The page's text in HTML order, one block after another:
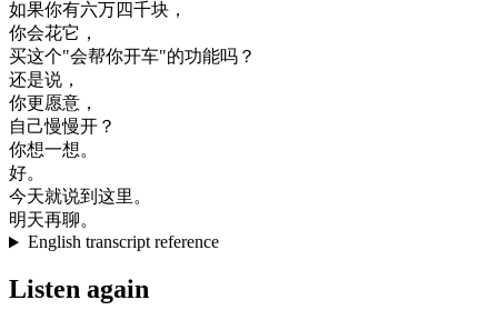
如果你有六万四千块 ，
你会花它 ，
买这个"会帮你开车"的功能吗 ？
还是说 ，
你更愿意 ，
自己慢慢开 ？
你想一想。
好。
今天就说到 这里。
明天再聊。
English transcript reference
Listen again